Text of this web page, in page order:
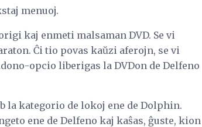
menuoj.
kaj enmeti malsaman DVD. Se vi
Ĉi tio povas kaŭzi aferojn, se vi
opcio liberigas la DVDon de Delfeno
la kategorio de lokoj ene de Dolphin.
ene de Delfeno kaj kaŝas, ĝuste, kion